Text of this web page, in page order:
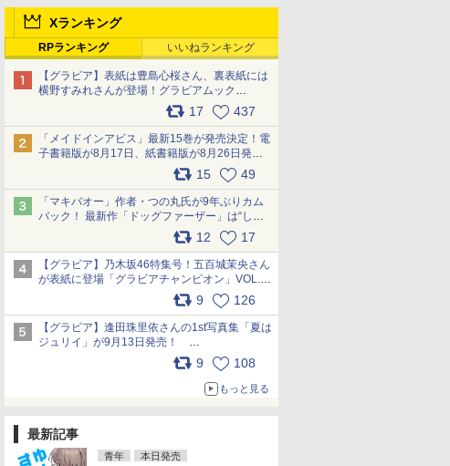
Xランキング
RPランキング いいねランキング
【グラビア】表紙は豊島心桜さん、裏表紙には
横野すみれさんが登場！グラビアムック
「PARADE」2026夏号が本日発売
17 437
「メイドインアビス」最新15巻が発売決定！電
子書籍版が8月17日、紙書籍版が8月26日発
売！ 「回想器」のメッセージ＆ナナチの容態
は…… pic.x.com/SB3vTFdNbx
15 49
「マキバオー」作者・つの丸氏が9年ぶりカム
バック！ 最新作「ドッグファーザー」は“しゃ
べらない動物”とのリアルな暮らしを描く 「も
うこれ以上の幸せはない」……一緒に暮らす愛
犬たちへ… pic.x.com/hEr88DgVyD
12 17
【グラビア】乃木坂46特集号！五百城茉央さん
が表紙に登場「グラビアチャンピオン」VOL.13
本日発売 先行カットを一部公開
9 126
【グラビア】逢田珠里依さんの1st写真集「夏は
ジュリイ」が9月13日発売！
9 108
もっと見る
最新記事
青年 本日発売